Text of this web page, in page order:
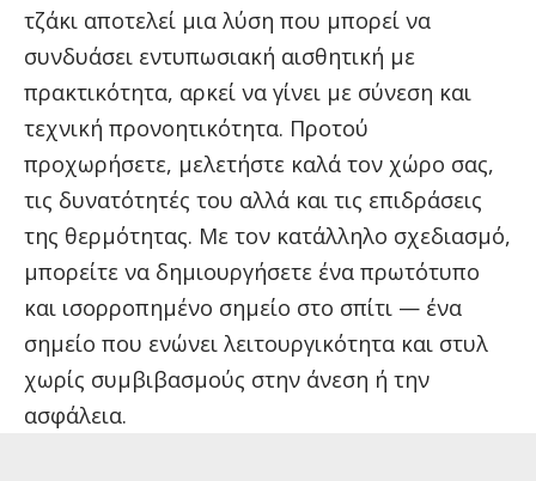
τζάκι αποτελεί μια λύση που μπορεί να
συνδυάσει εντυπωσιακή αισθητική με
πρακτικότητα, αρκεί να γίνει με σύνεση και
τεχνική προνοητικότητα. Προτού
προχωρήσετε, μελετήστε καλά τον χώρο σας,
τις δυνατότητές του αλλά και τις επιδράσεις
της θερμότητας. Με τον κατάλληλο σχεδιασμό,
μπορείτε να δημιουργήσετε ένα πρωτότυπο
και ισορροπημένο σημείο στο σπίτι — ένα
σημείο που ενώνει λειτουργικότητα και στυλ
χωρίς συμβιβασμούς στην άνεση ή την
ασφάλεια.